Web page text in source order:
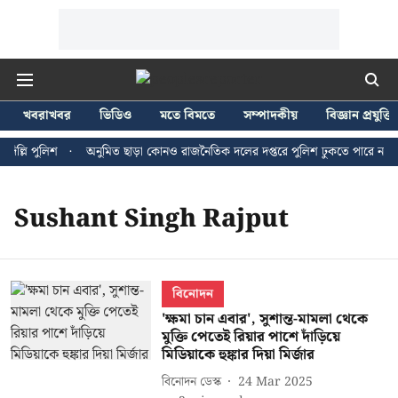
খবরাখবর ভিডিও মতে বিমতে সম্পাদকীয়
বিজ্ঞান প্রযুক্তি
পুলিশ
অনুমিত ছাড়া কোনও রাজনৈতিক দলের দপ্তরে পুলিশ ঢুকতে পারে না -
Sushant Singh Rajput
বিনোদন
'ক্ষমা চান এবার', সুশান্ত-মামলা থেকে
মুক্তি পেতেই রিয়ার পাশে দাঁড়িয়ে
মিডিয়াকে হুঙ্কার দিয়া মির্জার
বিনোদন ডেস্ক
24 Mar 2025